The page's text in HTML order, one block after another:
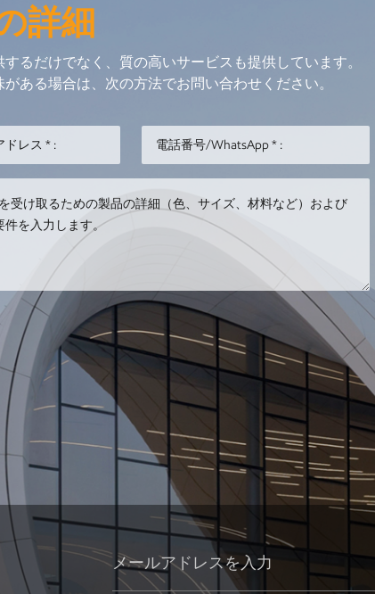
ム金属ステ
鋼の海の生
象的な金魚
トワーク
タムメタルペ
トオーシャ
ラのアート
タム金属ステ
彫刻
丸い建物の
の風景彫刻
トインスタレ
ン
詳細
るだけでなく、質の高いサービスも提供しています。
ある場合は、次の方法でお問い合わせください。